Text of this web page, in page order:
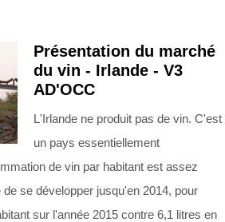
Présentation du marché
du vin - Irlande - V3
AD'OCC
L'Irlande ne produit pas de vin. C'est
un pays essentiellement
de vin par habitant est assez
se développer jusqu'en 2014, pour
sur l'année 2015 contre 6,1 litres en